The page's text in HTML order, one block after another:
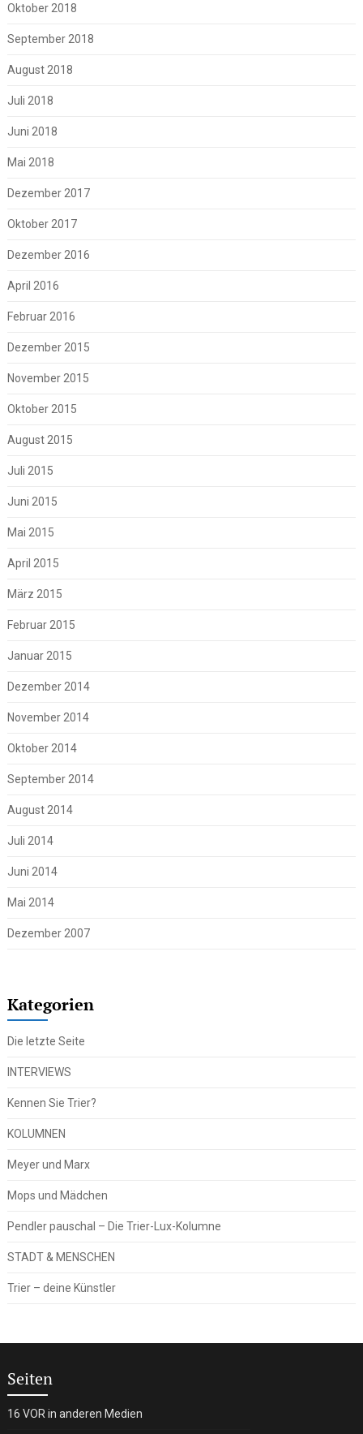
Oktober 2018
September 2018
August 2018
Juli 2018
Juni 2018
Mai 2018
Dezember 2017
Oktober 2017
Dezember 2016
April 2016
Februar 2016
Dezember 2015
November 2015
Oktober 2015
August 2015
Juli 2015
Juni 2015
Mai 2015
April 2015
März 2015
Februar 2015
Januar 2015
Dezember 2014
November 2014
Oktober 2014
September 2014
August 2014
Juli 2014
Juni 2014
Mai 2014
Dezember 2007
Kategorien
Die letzte Seite
INTERVIEWS
Kennen Sie Trier?
KOLUMNEN
Meyer und Marx
Mops und Mädchen
Pendler pauschal – Die Trier-Lux-Kolumne
STADT & MENSCHEN
Trier – deine Künstler
Seiten
16 VOR in anderen Medien